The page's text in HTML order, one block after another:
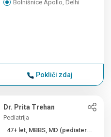
Bolnišnice Apollo, Delhi
Pokliči zdaj
Dr. Prita Trehan
Pediatrija
47+ let, MBBS, MD (pediater...